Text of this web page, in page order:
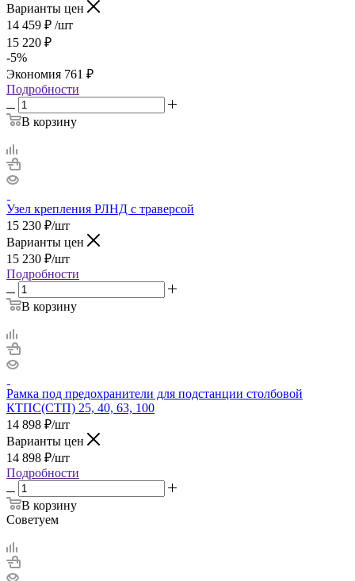
Варианты цен
14 459 ₽ /шт
15 220 ₽
-5%
Экономия 761 ₽
Подробности
В корзину
Узел крепления РЛНД с траверсой
15 230 ₽/шт
Варианты цен
15 230 ₽/шт
Подробности
В корзину
Рамка под предохранители для подстанции столбовой
КТПС(СТП) 25, 40, 63, 100
14 898 ₽/шт
Варианты цен
14 898 ₽/шт
Подробности
В корзину
Советуем